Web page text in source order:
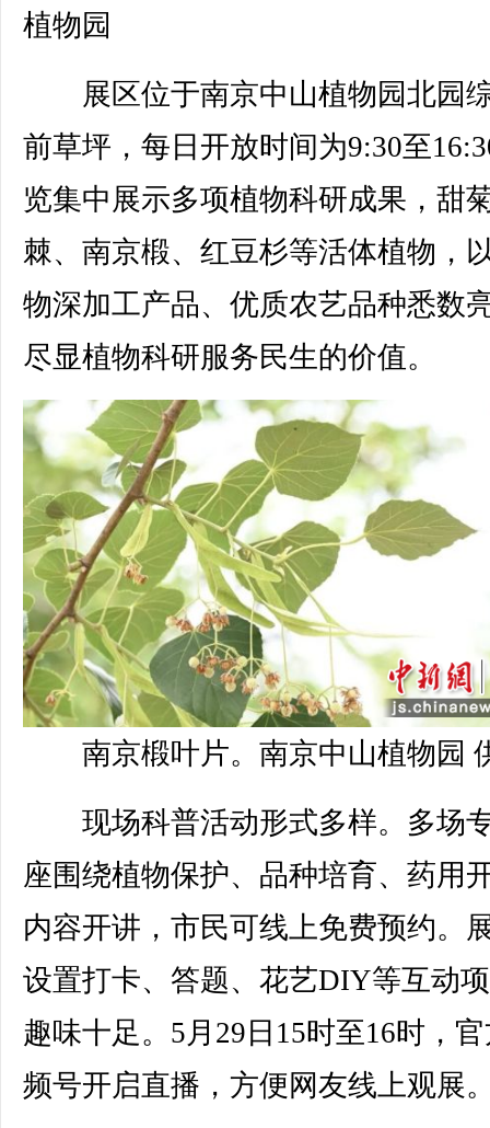
植物园
展区位于南京中山植物园北园
前草坪，每日开放时间为9:30至
览集中展示多项植物科研成果，甜
棘、南京椴、红豆杉等活体植物，
物深加工产品、优质农艺品种悉数
尽显植物科研服务民生的价值。
南京椴叶片。南京中山植物园
现场科普活动形式多样。多场
座围绕植物保护、品种培育、药用
内容开讲，市民可线上免费预约。
设置打卡、答题、花艺DIY等互动
趣味十足。5月29日15时至16时，
频号开启直播，方便网友线上观展